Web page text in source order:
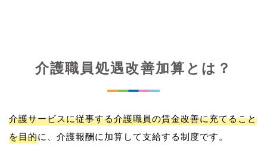
介護職員処遇改善加算とは？
介護サービスに従事する介護職員の賃金改善に充てること
を目的に、介護報酬に加算して支給する制度です。